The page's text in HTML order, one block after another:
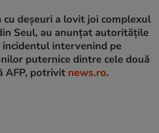
cu deşeuri a lovit joi complexul
Seul, au anunţat autorităţile
incidentul intervenind pe
puternice dintre cele două
AFP, potrivit news.ro.